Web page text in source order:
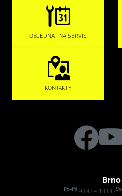
OBJEDNAT NA SERVIS
KONTAKTY
Brno
Po-Pá9:00 – 18:00So